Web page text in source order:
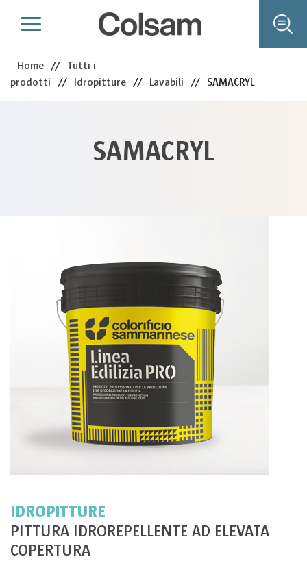
Home // Tutti i
prodotti // Idropitture // Lavabili // SAMACRYL
SAMACRYL
IDROPITTURE
PITTURA IDROREPELLENTE AD ELEVATA
COPERTURA